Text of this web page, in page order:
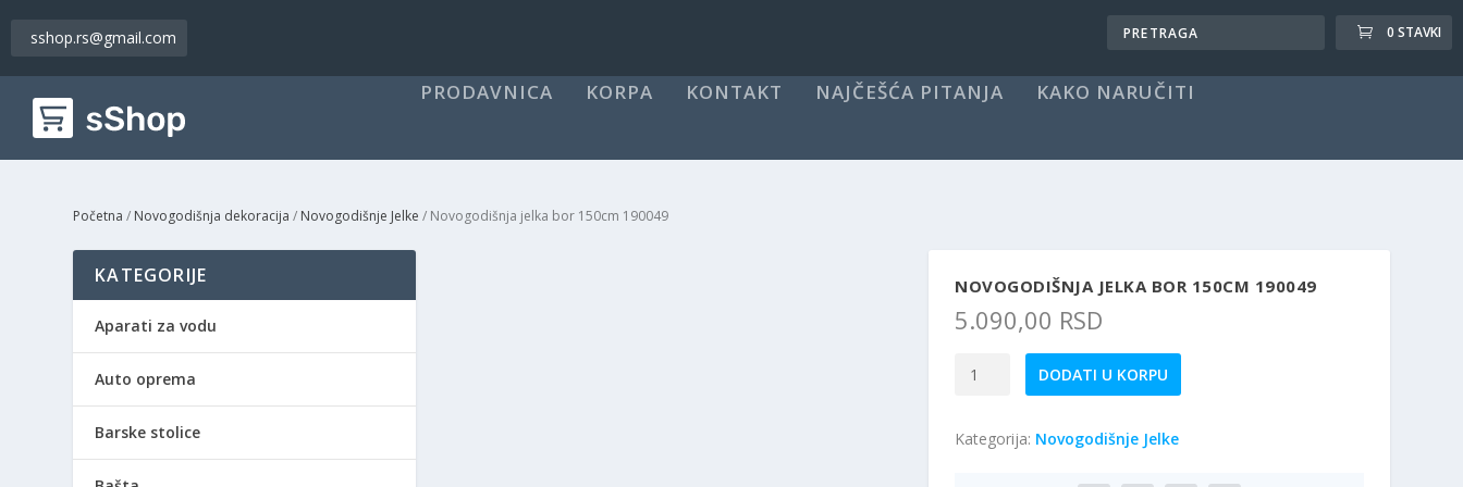
sshop.rs@gmail.com 0 STAVKI
PRODAVNICA KORPA KONTAKT NAJČEŠĆA PITANJA KAKO NARUČITI
Početna / Novogodišnja dekoracija / Novogodišnje Jelke / Novogodišnja jelka bor 150cm 190049
NOVOGODIŠNJA JELKA BOR 150CM 190049
5.090,00 RSD
150cm
DODATI U KORPU
Kategorija: Novogodišnje Jelke
KATEGORIJE
Aparati za vodu
Auto oprema
Barske stolice